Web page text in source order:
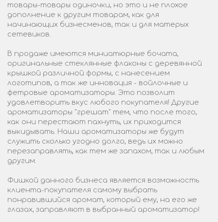
товары-товары одиночки, но это и не плохое
дополнение к другим товарам, как для
начинающих бизнесменов, так и для матерых
сетевиков.
В продаже имеются миниатюрные бочата,
оригинальные стеклянные флаконы с деревянной
крышкой различной формы, с нанесением
логотипов, а так же инновация - войлочные и
фетровые ароматизаторы. Это позволит
удовлетворить вкус любого покупателя! Другие
ароматизаторы "грешат" тем, что после того,
как они перестают пахнуть, их приходится
выкидывать. Наши ароматизаторы же будут
служить сколько угодно долго, ведь их можно
перезаправлять, как тем же запахом, так и любым
другим.
Фишкой данного бизнеса является возможность
клиента-покупателя самому выбрать
понравившийся аромат, который ему, на его же
глазах, заправляют в выбранный ароматизатор!